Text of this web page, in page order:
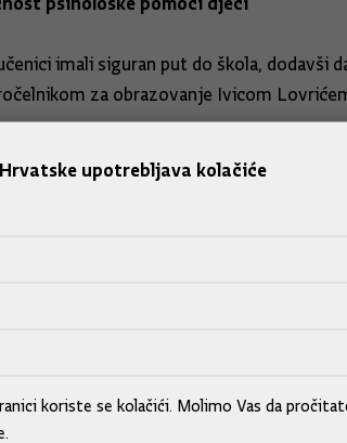
imali siguran put do škola,
za obrazovanje Ivicom
fasada napravit će se tuneli,
i ravnatelji bunili protiv početka
osnivača donesenoj u koordinaciji s
je da je upoznat s inicijativom
psihološke pomoći djeci.
i da će sa svojim kolegama sigurno
upotrebljava kolačiće
koriste se kolačići. Molimo Vas da